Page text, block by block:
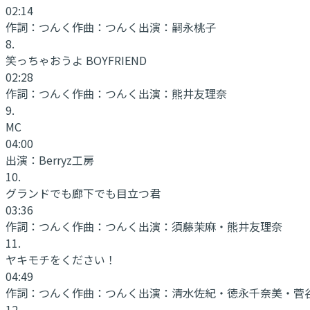
02:14
作詞： つんく作曲： つんく 出演： 嗣永桃子
8.
笑っちゃおうよ BOYFRIEND
02:28
作詞： つんく作曲： つんく 出演： 熊井友理奈
9.
MC
04:00
出演： Berryz工房
10.
グランドでも廊下でも目立つ君
03:36
作詞： つんく作曲： つんく 出演： 須藤茉麻・熊井友理奈
11.
ヤキモチをください！
04:49
作詞： つんく作曲： つんく 出演： 清水佐紀・徳永千奈美・菅